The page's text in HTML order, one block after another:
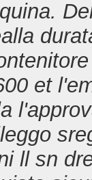
et
ll sn